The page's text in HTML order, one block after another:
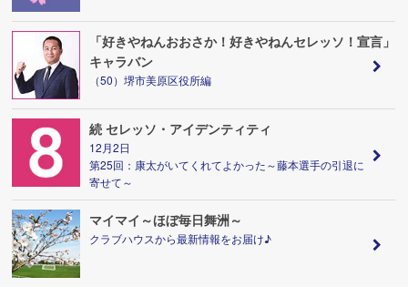
「好きやねんおおさか！好きやねんセレッソ！宣言」
キャラバン
（50）堺市美原区役所編
続 セレッソ・アイデンティティ
12月2日
第25回：康太がいてくれてよかった～藤本選手の引退に
寄せて～
マイマイ～ほぼ毎日舞洲～
クラブハウスから最新情報をお届け♪